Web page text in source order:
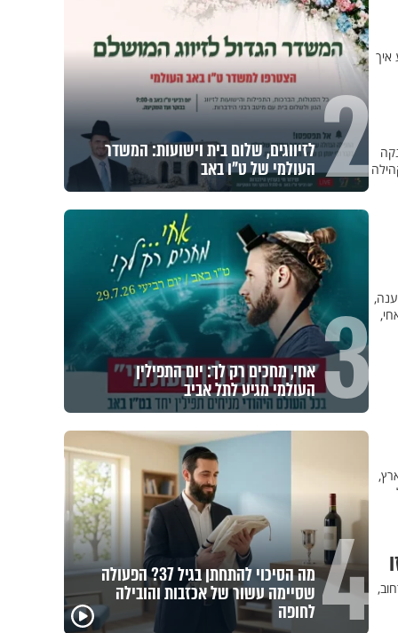
איך
2 לזיווגים, שלום בית וישועות: המשדר
העולמי של ט"ו באב
3 אחי, מחכים רק לך: יום התפילין
העולמי מגיע לתל אביב
4 מה הסיכוי להתחתן בגיל 37? הפעולה
שסיימה עשור של אכזבות והובילה
לחופה